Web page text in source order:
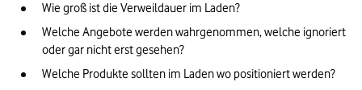
Wie groß ist die Verweildauer im Laden?
Welche Angebote werden wahrgenommen, welche ignoriert
oder gar nicht erst gesehen?
Welche Produkte sollten im Laden wo positioniert werden?